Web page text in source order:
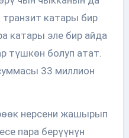
катары бир
катары эле бир айда
түшкөн болуп атат.
33 миллион
нерсени жашырып
пара берүүнүн